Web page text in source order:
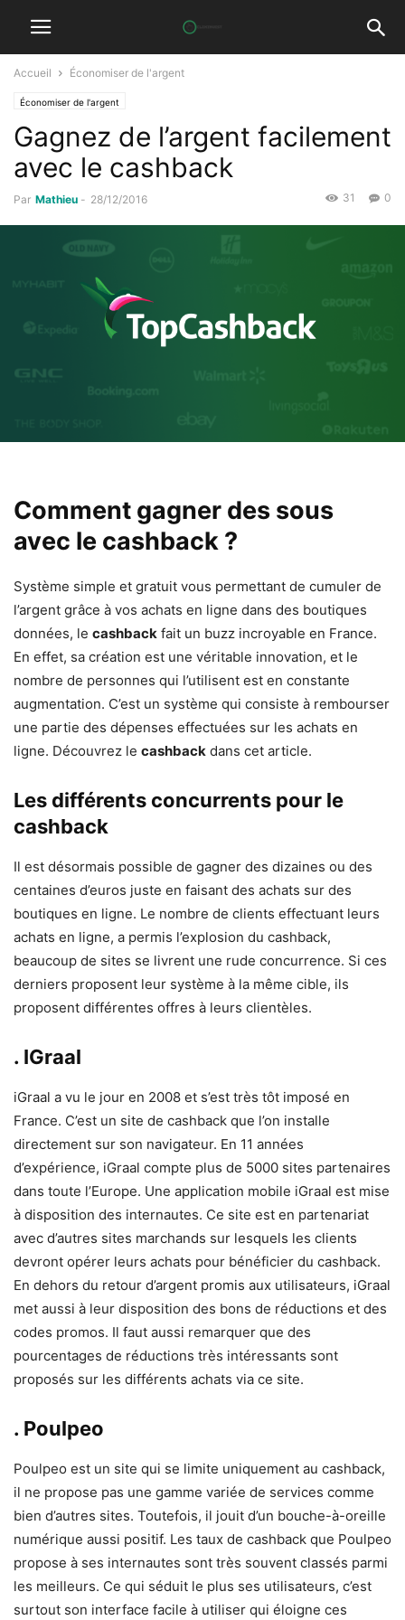
Accueil Économiser de l'argent
Économiser de l'argent
Gagnez de l’argent facilement
avec le cashback
Par Mathieu - 28/12/2016 0
31
Comment gagner des sous
avec le cashback ?
Système simple et gratuit vous permettant de cumuler de
l’argent grâce à vos achats en ligne dans des boutiques
données, le cashback fait un buzz incroyable en France.
En effet, sa création est une véritable innovation, et le
nombre de personnes qui l’utilisent est en constante
augmentation. C’est un système qui consiste à rembourser
une partie des dépenses effectuées sur les achats en
ligne. Découvrez le cashback dans cet article.
Les différents concurrents pour le
cashback
Il est désormais possible de gagner des dizaines ou des
centaines d’euros juste en faisant des achats sur des
boutiques en ligne. Le nombre de clients effectuant leurs
achats en ligne, a permis l’explosion du cashback,
beaucoup de sites se livrent une rude concurrence. Si ces
derniers proposent leur système à la même cible, ils
proposent différentes offres à leurs clientèles.
. IGraal
iGraal a vu le jour en 2008 et s’est très tôt imposé en
France. C’est un site de cashback que l’on installe
directement sur son navigateur. En 11 années
d’expérience, iGraal compte plus de 5000 sites partenaires
dans toute l’Europe. Une application mobile iGraal est mise
à disposition des internautes. Ce site est en partenariat
avec d’autres sites marchands sur lesquels les clients
devront opérer leurs achats pour bénéficier du cashback.
En dehors du retour d’argent promis aux utilisateurs, iGraal
met aussi à leur disposition des bons de réductions et des
codes promos. Il faut aussi remarquer que des
pourcentages de réductions très intéressants sont
proposés sur les différents achats via ce site.
. Poulpeo
Poulpeo est un site qui se limite uniquement au cashback,
il ne propose pas une gamme variée de services comme
bien d’autres sites. Toutefois, il jouit d’un bouche-à-oreille
numérique aussi positif. Les taux de cashback que Poulpeo
propose à ses internautes sont très souvent classés parmi
les meilleurs. Ce qui séduit le plus ses utilisateurs, c’est
surtout son interface facile à utiliser qui éloigne ces